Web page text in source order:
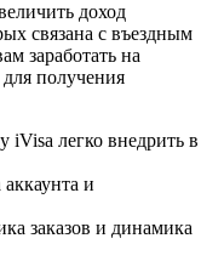
доход
связана с въездным
заработать на
получения
легко внедрить в
и
заказов и динамика